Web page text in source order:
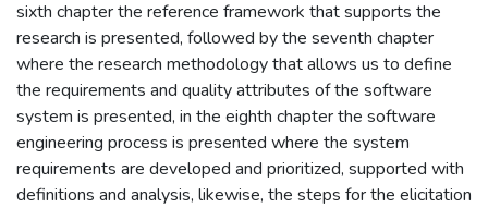
sixth chapter the reference framework that supports the
research is presented, followed by the seventh chapter
where the research methodology that allows us to define
the requirements and quality attributes of the software
system is presented, in the eighth chapter the software
engineering process is presented where the system
requirements are developed and prioritized, supported with
definitions and analysis, likewise, the steps for the elicitation